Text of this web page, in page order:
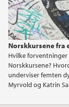
Norskkursene fra
Hvilke
Norskkursene?
underviser femten
Myrvold og Katrin